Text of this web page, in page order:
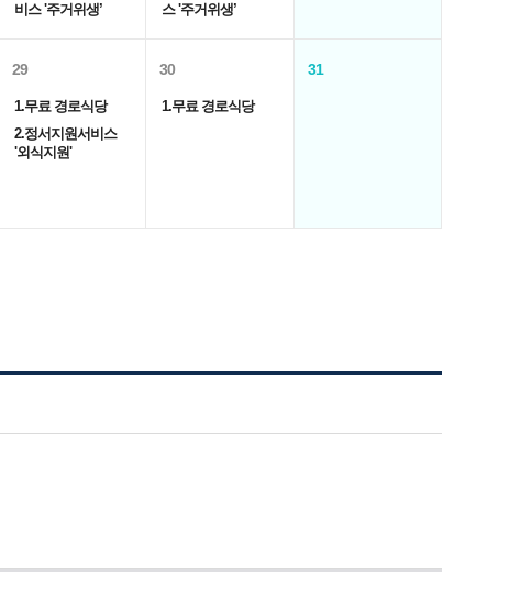
비스 '주거위생’
스 '주거위생’
29
1.무료 경로식당
2.정서지원서비스
'외식지원'
30
1.무료 경로식당
31